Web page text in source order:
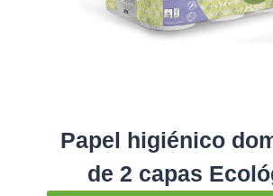
Papel higiénico
de 2 capas